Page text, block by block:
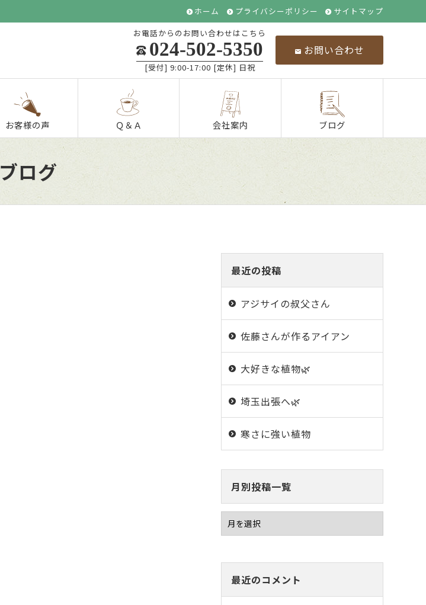
ホーム プライバシーポリシー
サイトマップ
お電話からのお問い合わせはこちら
024-502-5350
[受付] 9:00-17:00 [定休] 日祝
お問い合わせ
お客様の声 Ｑ＆Ａ 会社案内 ブログ
ブログ
最近の投稿
アジサイの叔父さん
佐藤さんが作るアイアン
大好きな植物🌿
埼玉出張へ🌿
寒さに強い植物
月別投稿一覧
最近のコメント